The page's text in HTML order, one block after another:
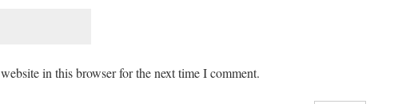
in this browser for the next time I comment.